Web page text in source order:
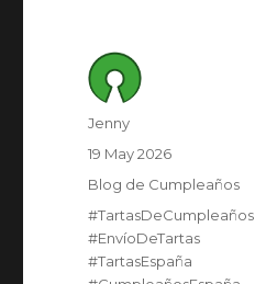
Author
Jenny
Posted
on
19 May 2026
Category
Blog de Cumpleaños
Tags
#TartasDeCumpleaños
#EnvíoDeTartas
#TartasEspaña